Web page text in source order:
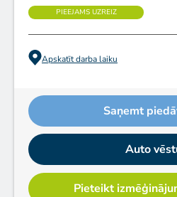
PIEEJAMS UZREIZ
Apskatīt darba laiku
Saņemt
Auto
Pieteikt